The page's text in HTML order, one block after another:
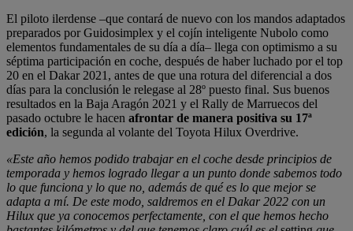
El piloto ilerdense –que contará de nuevo con los mandos adaptados
preparados por Guidosimplex y el cojín inteligente Nubolo como
elementos fundamentales de su día a día– llega con optimismo a su
séptima participación en coche, después de haber luchado por el top
20 en el Dakar 2021, antes de que una rotura del diferencial a dos
días para la conclusión le relegase al 28º puesto final. Sus buenos
resultados en la Baja Aragón 2021 y el Rally de Marruecos del
pasado octubre le hacen afrontar de manera positiva su 17ª
edición, la segunda al volante del Toyota Hilux Overdrive.
«Este año hemos podido trabajar en el coche desde principios de
temporada y hemos logrado llegar a un punto donde sabemos todo
lo que funciona y lo que no, además de qué es lo que mejor se
adapta a mí. De este modo, saldremos en el Dakar 2022 con un
Hilux que ya conocemos perfectamente, con el que hemos hecho